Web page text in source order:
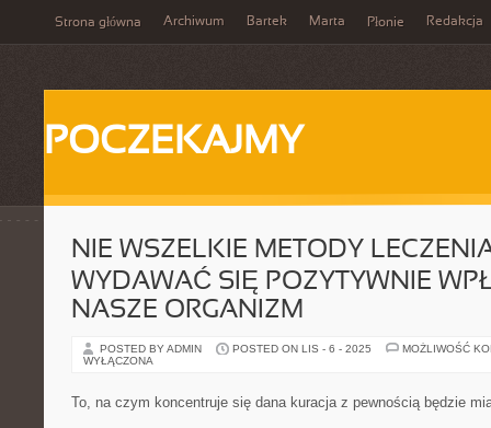
Strona główna Archiwum Bartek Marta Płonie Redakcja
POCZEKAJMY
NIE WSZELKIE METODY
WYDAWAĆ SIĘ POZYTYWNIE
NASZE ORGANIZM
POSTED BY ADMIN POSTED ON LIS - 6 - 2025
MOŻLIWOŚĆ
WYŁĄCZONA
To, na czym koncentruje się dana kuracja z pewnością będzie